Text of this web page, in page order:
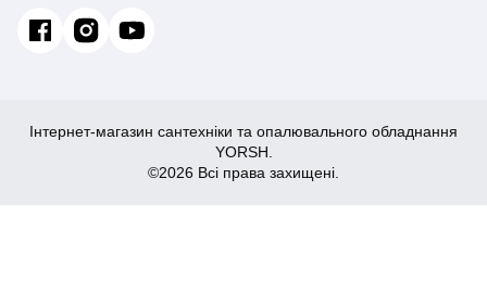
Інтернет-магазин сантехніки та опалювального обладнання
YORSH.
©2026 Всі права захищені.